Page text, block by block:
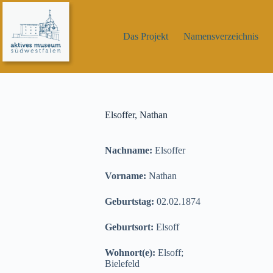
Zum
springen
Das Projekt
Namensverzeichnis
Elsoffer, Nathan
Nachname: Elsoffer
Vorname: Nathan
Geburtstag: 02.02.1874
Geburtsort: Elsoff
Wohnort(e): Elsoff;
Bielefeld